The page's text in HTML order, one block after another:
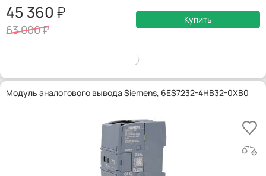
45 360
63 000
Купить
Модуль аналогового вывода Siemens, 6ES7232-4HB32-0XB0